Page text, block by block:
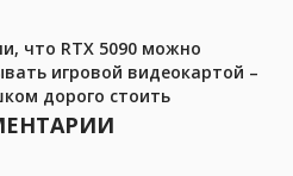
что RTX 5090 можно
игровой видеокартой –
дорого стоить